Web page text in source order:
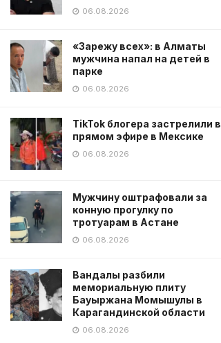
06.08.2026
«Зарежу всех»: в Алматы
мужчина напал на детей в
парке
06.08.2026
TikTok блогера застрелили в
прямом эфире в Мексике
06.08.2026
Мужчину оштрафовали за
конную прогулку по
тротуарам в Астане
06.08.2026
Вандалы разбили
мемориальную плиту
Бауыржана Момышулы в
Карагандинской области
06.08.2026